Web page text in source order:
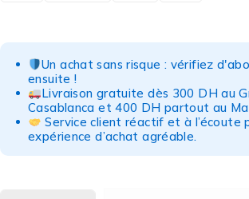
Un achat sans risque : vérifiez
ensuite !
Livraison gratuite dès 300 DH au
Casablanca et 400 DH partout au
Service client réactif et à l’écoute
expérience d’achat agréable.